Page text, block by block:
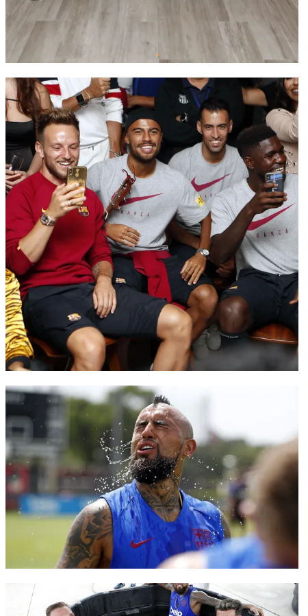
FC Barcelona club badge
FC Barcelona club badge
FC Barcelona club badge